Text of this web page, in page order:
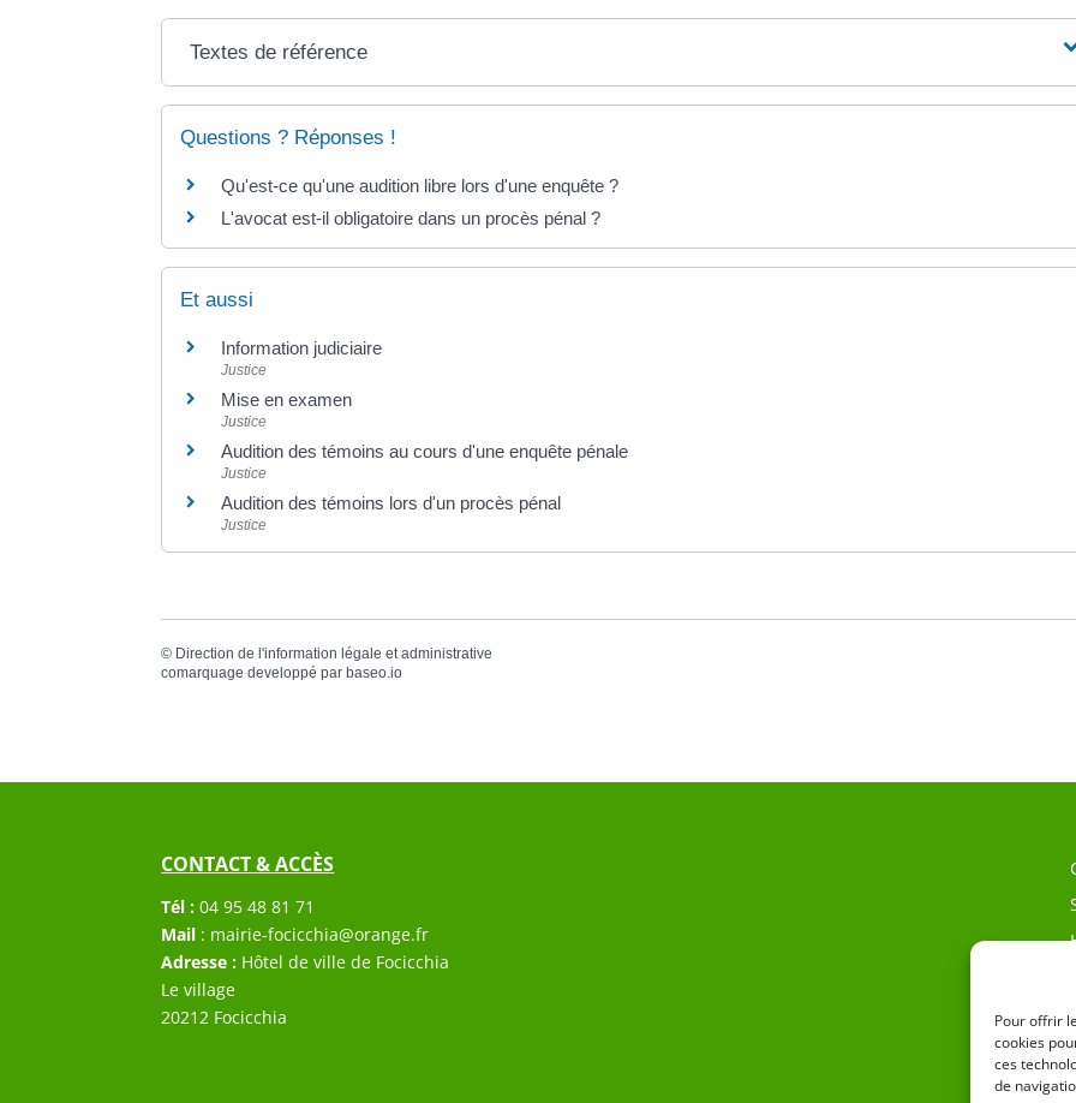
Pour offrir
cookies
ces
de
Textes de référence
Questions ? Réponses !
Qu'est-ce qu'une audition libre lors d'une enquête ?
L'avocat est-il obligatoire dans un procès pénal ?
Et aussi
Information judiciaire
Justice
Mise en examen
Justice
Audition des témoins au cours d'une enquête pénale
Justice
Audition des témoins lors d'un procès pénal
Justice
© Direction de l'information légale et administrative
comarquage developpé par baseo.io
CONTACT & ACCÈS
Tél : 04 95 48 81 71
Mail : mairie-focicchia@orange.fr
Adresse : Hôtel de ville de Focicchia
Le village
20212 Focicchia